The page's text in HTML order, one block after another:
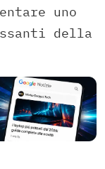
uno
della